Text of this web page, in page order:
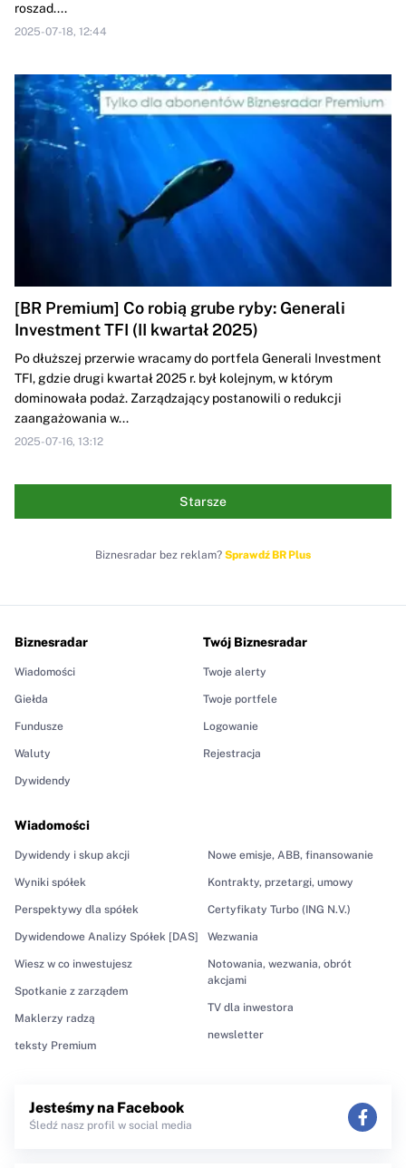
roszad....
2025-07-18, 12:44
[BR Premium] Co robią grube ryby: Generali
Investment TFI (II kwartał 2025)
Po dłuższej przerwie wracamy do portfela Generali Investment
TFI, gdzie drugi kwartał 2025 r. był kolejnym, w którym
dominowała podaż. Zarządzający postanowili o redukcji
zaangażowania w...
2025-07-16, 13:12
Starsze
Biznesradar bez reklam? Sprawdź BR Plus
Biznesradar
Wiadomości
Giełda
Fundusze
Waluty
Dywidendy
Wiadomości
Dywidendy i skup akcji
Wyniki spółek
Perspektywy dla spółek
Dywidendowe Analizy Spółek [DAS]
Wiesz w co inwestujesz
Spotkanie z zarządem
Maklerzy radzą
teksty Premium
Nowe emisje, ABB, finansowanie
Kontrakty, przetargi, umowy
Certyfikaty Turbo (ING N.V.)
Wezwania
Notowania, wezwania, obrót
akcjami
TV dla inwestora
newsletter
Twój Biznesradar
Twoje alerty
Twoje portfele
Logowanie
Rejestracja
Jesteśmy na Facebook
Śledź nasz profil w social media